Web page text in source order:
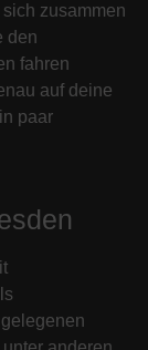
zusammen
den
fahren
auf deine
paar